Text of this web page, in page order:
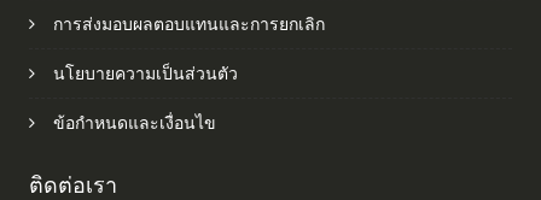
การส่งมอบผลตอบแทนและการยกเลิก
นโยบายความเป็นส่วนตัว
ข้อกำหนดและเงื่อนไข
ติดต่อเรา